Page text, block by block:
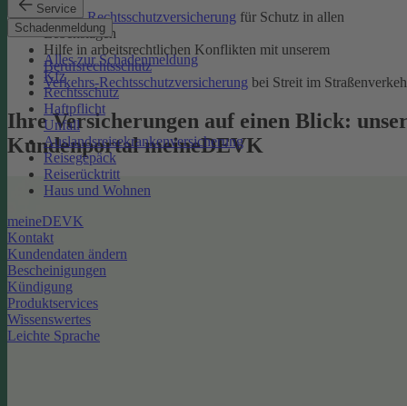
Service
Schadenmeldung
Alles zur Schadenmeldung
Kfz
Rechtsschutz
Haftpflicht
Unfall
Auslandsreisekrankenversicherung
Reisegepäck
Reiserücktritt
Haus und Wohnen
meineDEVK
Kontakt
Kundendaten ändern
Bescheinigungen
Kündigung
Produktservices
Wissenswertes
Leichte Sprache
Private Rechtsschutzversicherung für Schutz in allen
Lebenslagen
Hilfe in arbeitsrechtlichen Konflikten mit unserem
Berufsrechtsschutz
Verkehrs-Rechtsschutzversicherung bei Streit im
Ihre Versicherungen auf einen Blick:
Kundenportal meineDEVK